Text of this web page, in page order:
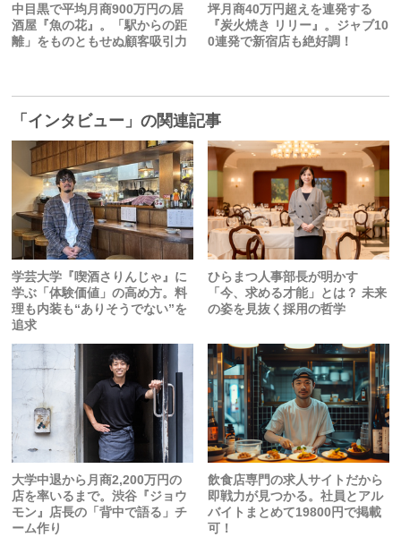
中目黒で平均月商900万円の居
酒屋『魚の花』。「駅からの距
離」をものともせぬ顧客吸引力
坪月商40万円超えを連発する
『炭火焼き リリー』。ジャブ10
0連発で新宿店も絶好調！
「インタビュー」の関連記事
学芸大学『喫酒さりんじゃ』に
学ぶ「体験価値」の高め方。料
理も内装も“ありそうでない”を
追求
ひらまつ人事部長が明かす
「今、求める才能」とは？ 未来
の姿を見抜く採用の哲学
大学中退から月商2,200万円の
店を率いるまで。渋谷『ジョウ
モン』店長の「背中で語る」チ
ーム作り
飲食店専門の求人サイトだから
即戦力が見つかる。社員とアル
バイトまとめて19800円で掲載
可！